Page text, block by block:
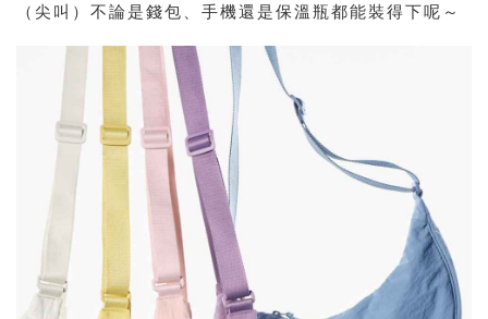
（尖叫）不論是錢包、手機還是保溫瓶都能裝得下呢～